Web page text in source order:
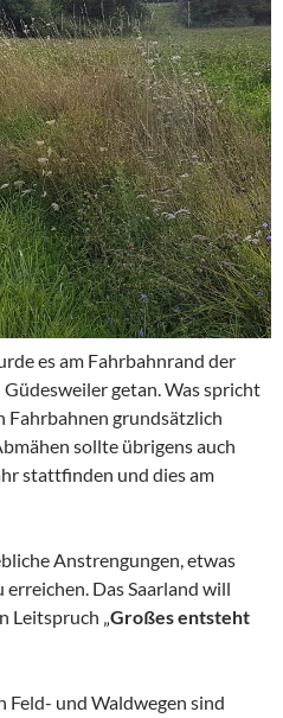
es am Fahrbahnrand der
getan. Was spricht
Fahrbahnen grundsätzlich
sollte übrigens auch
stattfinden und dies am
Anstrengungen, etwas
Das Saarland will
Leitspruch „Großes entsteht
Feld- und Waldwegen sind